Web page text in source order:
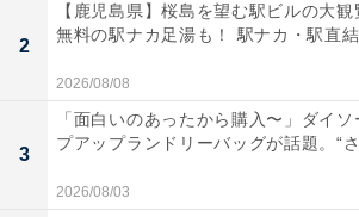
【古湯温泉の人気ホテル】
旅館」は源泉100％掛け流
※掲載されている情報は記事公開時の
じめご了承ください。また、記事中の
すると、売上の一部がオールアバウト
2
【鹿児島県】桜島を望む駅ビルの大観
無料の駅ナカ足湯も！ 駅ナカ・駅直結
2026/08/08
3
「面白いのあったから購入〜」ダイソ
プアップランドリーバッグが話題。“さ
2026/08/03